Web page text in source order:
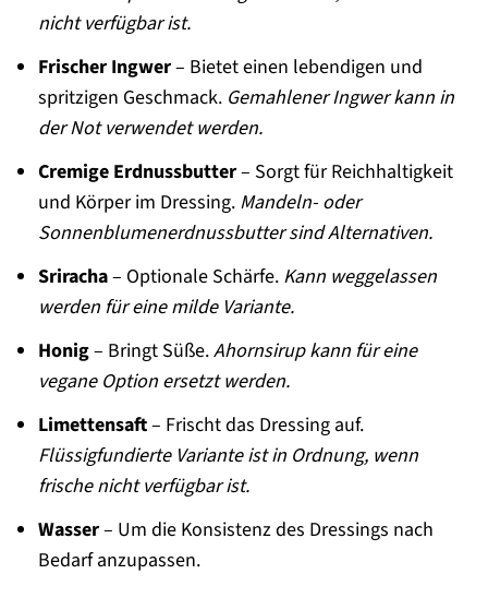
nicht verfügbar ist.
Frischer Ingwer– Bietet einen lebendigen und
spritzigen Geschmack. Gemahlener Ingwer kann in
der Not verwendet werden.
Cremige Erdnussbutter– Sorgt für Reichhaltigkeit
und Körper im Dressing. Mandeln- oder
Sonnenblumenerdnussbutter sind Alternativen.
Sriracha– Optionale Schärfe. Kann weggelassen
werden für eine milde Variante.
Honig– Bringt Süße.Ahornsirup kann für eine
vegane Option ersetzt werden.
Limettensaft– Frischt das Dressing auf.
Flüssigfundierte Variante ist in Ordnung, wenn
frische nicht verfügbar ist.
Wasser– Um die Konsistenz des Dressings nach
Bedarf anzupassen.